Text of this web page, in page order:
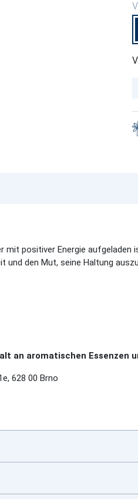
mit positiver Energie
und den Mut, seine Haltung
an aromatischen
628 00 Brno